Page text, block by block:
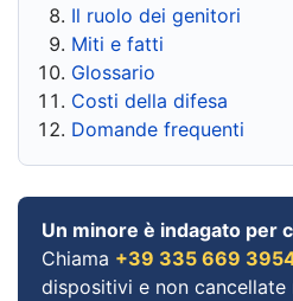
Il ruolo dei genitori
Miti e fatti
Glossario
Costi della difesa
Domande frequenti
Un minore è indagato per
Chiama +39 335 669
dispositivi e non cancellate